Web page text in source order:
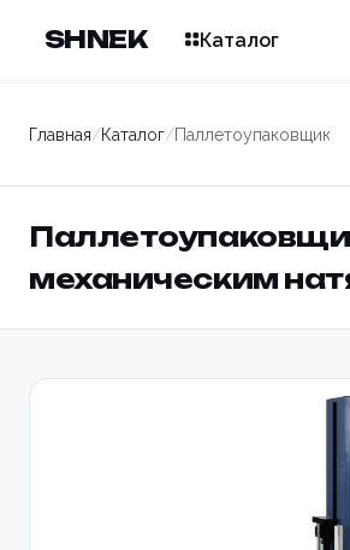
SHNEK Каталог
Главная/Каталог/Паллетоупаковщик
механическим